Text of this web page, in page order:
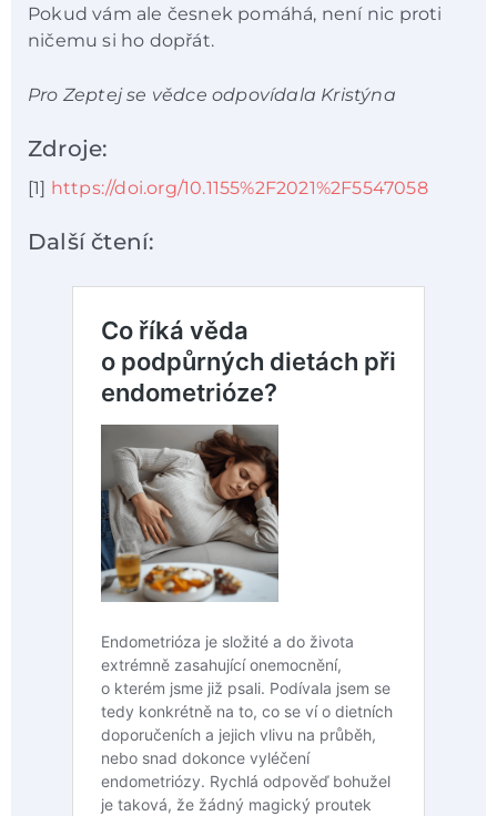
Pokud vám ale česnek pomáhá, není nic proti
ničemu si ho dopřát.
Pro Zeptej se vědce odpovídala Kristýna
Zdroje:
[1] https://doi.org/10.1155%2F2021%2F5547058
Další čtení: